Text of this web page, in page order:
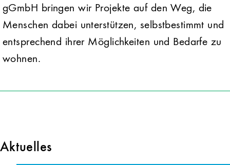
gGmbH bringen wir Projekte auf den Weg, die
Menschen dabei unterstützen, selbstbestimmt und
entsprechend ihrer Möglichkeiten und Bedarfe zu
wohnen.
Aktuelles